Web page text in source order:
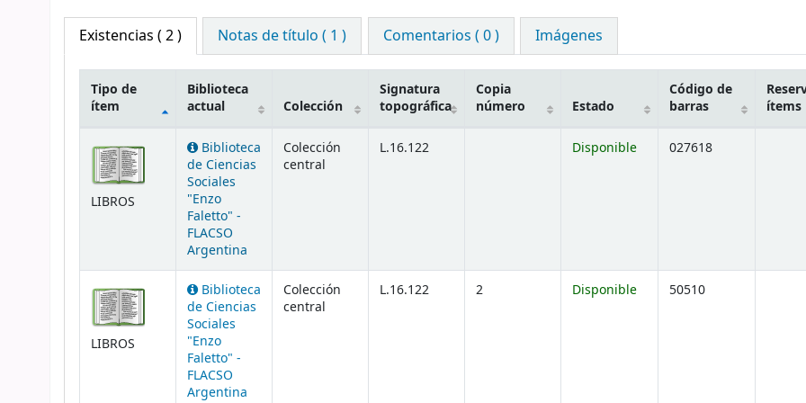
Existencias ( 2 ) Notas de título ( 1 ) Comentarios ( 0 ) Imágenes
Tipo de
ítem
Biblioteca
actual
Colección
Signatura
topográfica
Copia
número
Estado
Código de
barras
ítems
LIBROS
Biblioteca
de Ciencias
Sociales
"Enzo
Faletto" -
FLACSO
Argentina
Colección
central
L.16.122 Disponible 027618
LIBROS
Biblioteca
de Ciencias
Sociales
"Enzo
Faletto" -
FLACSO
Argentina
Colección
central
L.16.122 2 Disponible 50510